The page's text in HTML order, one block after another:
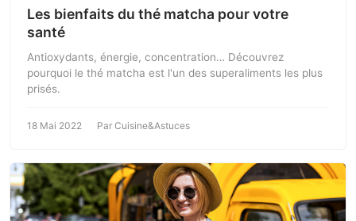
Les bienfaits du thé matcha pour votre
santé
Antioxydants, énergie, concentration… Découvrez
pourquoi le thé matcha est l'un des superaliments les plus
prisés.
18 Mai 2022 Par Cuisine&Astuces